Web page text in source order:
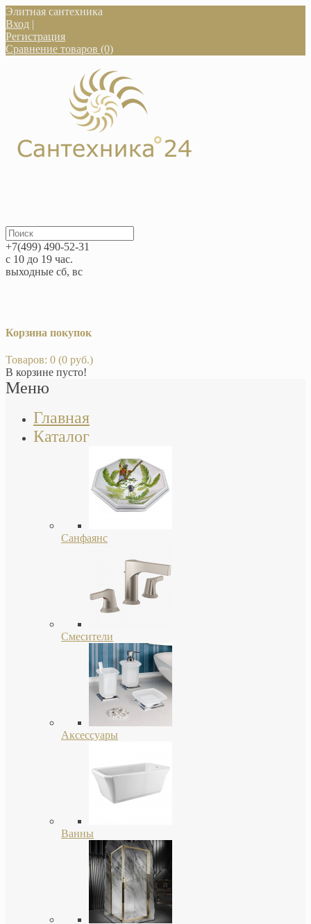
Элитная сантехника
Вход |
Регистрация
Сравнение товаров (0)
+7(499) 490-52-31
с 10 до 19 час.
выходные сб, вс
Корзина покупок
Товаров: 0 (0 руб.)
В корзине пусто!
Меню
Главная
Каталог
Санфаянс
Смесители
Аксессуары
Ванны